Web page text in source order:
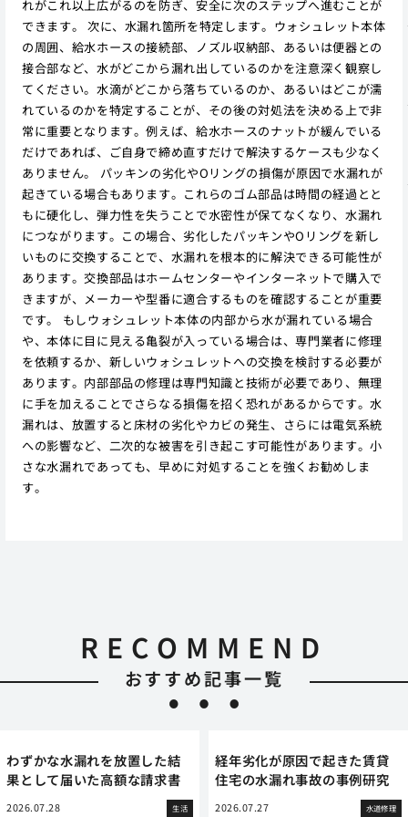
れがこれ以上広がるのを防ぎ、安全に次のステップへ進むことが
できます。 次に、水漏れ箇所を特定します。ウォシュレット本体
の周囲、給水ホースの接続部、ノズル収納部、あるいは便器との
接合部など、水がどこから漏れ出しているのかを注意深く観察し
てください。水滴がどこから落ちているのか、あるいはどこが濡
れているのかを特定することが、その後の対処法を決める上で非
常に重要となります。例えば、給水ホースのナットが緩んでいる
だけであれば、ご自身で締め直すだけで解決するケースも少なく
ありません。 パッキンの劣化やOリングの損傷が原因で水漏れが
起きている場合もあります。これらのゴム部品は時間の経過とと
もに硬化し、弾力性を失うことで水密性が保てなくなり、水漏れ
につながります。この場合、劣化したパッキンやOリングを新し
いものに交換することで、水漏れを根本的に解決できる可能性が
あります。交換部品はホームセンターやインターネットで購入で
きますが、メーカーや型番に適合するものを確認することが重要
です。 もしウォシュレット本体の内部から水が漏れている場合
や、本体に目に見える亀裂が入っている場合は、専門業者に修理
を依頼するか、新しいウォシュレットへの交換を検討する必要が
あります。内部部品の修理は専門知識と技術が必要であり、無理
に手を加えることでさらなる損傷を招く恐れがあるからです。水
漏れは、放置すると床材の劣化やカビの発生、さらには電気系統
への影響など、二次的な被害を引き起こす可能性があります。小
さな水漏れであっても、早めに対処することを強くお勧めしま
す。
RECOMMEND
おすすめ記事一覧
わずかな水漏れを放置した結
果として届いた高額な請求書
2026.07.28 生活
経年劣化が原因で起きた賃貸
住宅の水漏れ事故の事例研究
2026.07.27 水道修理